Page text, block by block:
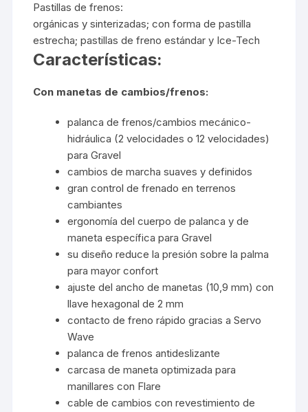
Pastillas de frenos:
orgánicas y sinterizadas; con forma de pastilla
estrecha; pastillas de freno estándar y Ice-Tech
Características:
Con manetas de cambios/frenos:
palanca de frenos/cambios mecánico-
hidráulica (2 velocidades o 12 velocidades)
para Gravel
cambios de marcha suaves y definidos
gran control de frenado en terrenos
cambiantes
ergonomía del cuerpo de palanca y de
maneta específica para Gravel
su diseño reduce la presión sobre la palma
para mayor confort
ajuste del ancho de manetas (10,9 mm) con
llave hexagonal de 2 mm
contacto de freno rápido gracias a Servo
Wave
palanca de frenos antideslizante
carcasa de maneta optimizada para
manillares con Flare
cable de cambios con revestimiento de